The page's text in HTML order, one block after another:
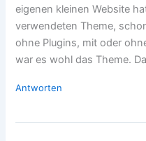
eigenen kleinen Website
verwendeten Theme,
ohne Plugins, mit oder
war es wohl das Theme.
Antworten